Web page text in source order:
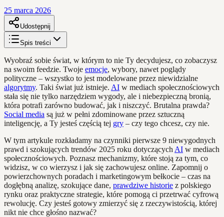
25 marca 2026
Udostępnij
Spis treści
Wyobraź sobie świat, w którym to nie Ty decydujesz, co zobaczysz
na swoim feedzie. Twoje emocje, wybory, nawet poglądy
polityczne – wszystko to jest modelowane przez niewidzialne
algorytmy. Taki świat już istnieje. AI w mediach społecznościowych
stała się nie tylko narzędziem wygody, ale i niebezpieczną bronią,
która potrafi zarówno budować, jak i niszczyć. Brutalna prawda?
Social media są już w pełni zdominowane przez sztuczną
inteligencję, a Ty jesteś częścią tej gry – czy tego chcesz, czy nie.
W tym artykule rozkładamy na czynniki pierwsze 9 niewygodnych
prawd i szokujących trendów 2025 roku dotyczących AI w mediach
społecznościowych. Poznasz mechanizmy, które stoją za tym, co
widzisz, w co wierzysz i jak się zachowujesz online. Zapomnij o
powierzchownych poradach i marketingowym bełkocie – czas na
dogłębną analizę, szokujące dane, prawdziwe historie z polskiego
rynku oraz praktyczne strategie, które pomogą ci przetrwać cyfrową
rewolucję. Czy jesteś gotowy zmierzyć się z rzeczywistością, której
nikt nie chce głośno nazwać?